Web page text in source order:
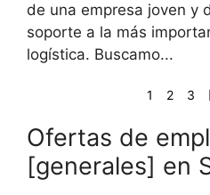
de una empresa joven y
soporte a la más
logística. Buscamo...
1 2 3
Ofertas de
[generales] en